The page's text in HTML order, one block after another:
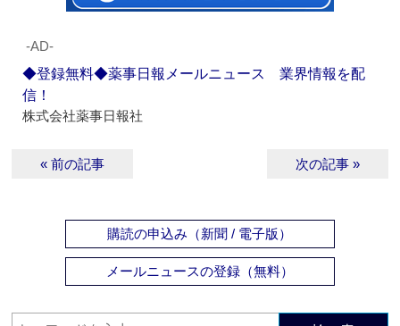
‐AD‐
◆登録無料◆薬事日報メールニュース 業界情報を配
信！
株式会社薬事日報社
« 前の記事 次の記事 »
購読の申込み（新聞 / 電子版）
メールニュースの登録（無料）